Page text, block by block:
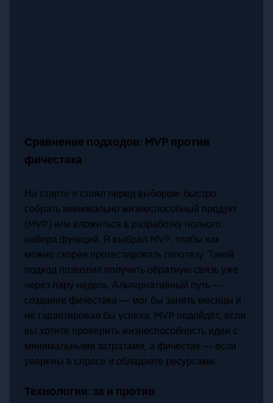
Сравнение подходов: MVP против
фичестака
На старте я стоял перед выбором: быстро
собрать минимально жизнеспособный продукт
(MVP) или вложиться в разработку полного
набора функций. Я выбрал MVP, чтобы как
можно скорее протестировать гипотезу. Такой
подход позволил получить обратную связь уже
через пару недель. Альтернативный путь —
создание фичестака — мог бы занять месяцы и
не гарантировал бы успеха. MVP подойдёт, если
вы хотите проверить жизнеспособность идеи с
минимальными затратами, а фичестак — если
уверены в спросе и обладаете ресурсами.
Технологии: за и против